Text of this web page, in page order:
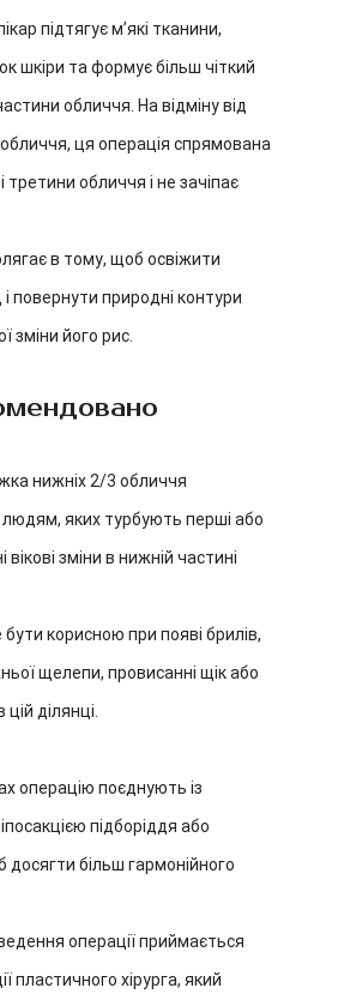
підтягує м’які тканини,
шкіри та формує більш чіткий
обличчя. На відміну від
ця операція спрямована
третини обличчя і не зачіпає
в тому, щоб освіжити
і повернути природні контури
зміни його рис.
нижніх 2/3 обличчя
яких турбують перші або
зміни в нижній частині
корисною при появі брилів,
щелепи, провисанні щік або
ділянці.
операцію поєднують із
підборіддя або
досягти більш гармонійного
операції приймається
пластичного хірурга, який